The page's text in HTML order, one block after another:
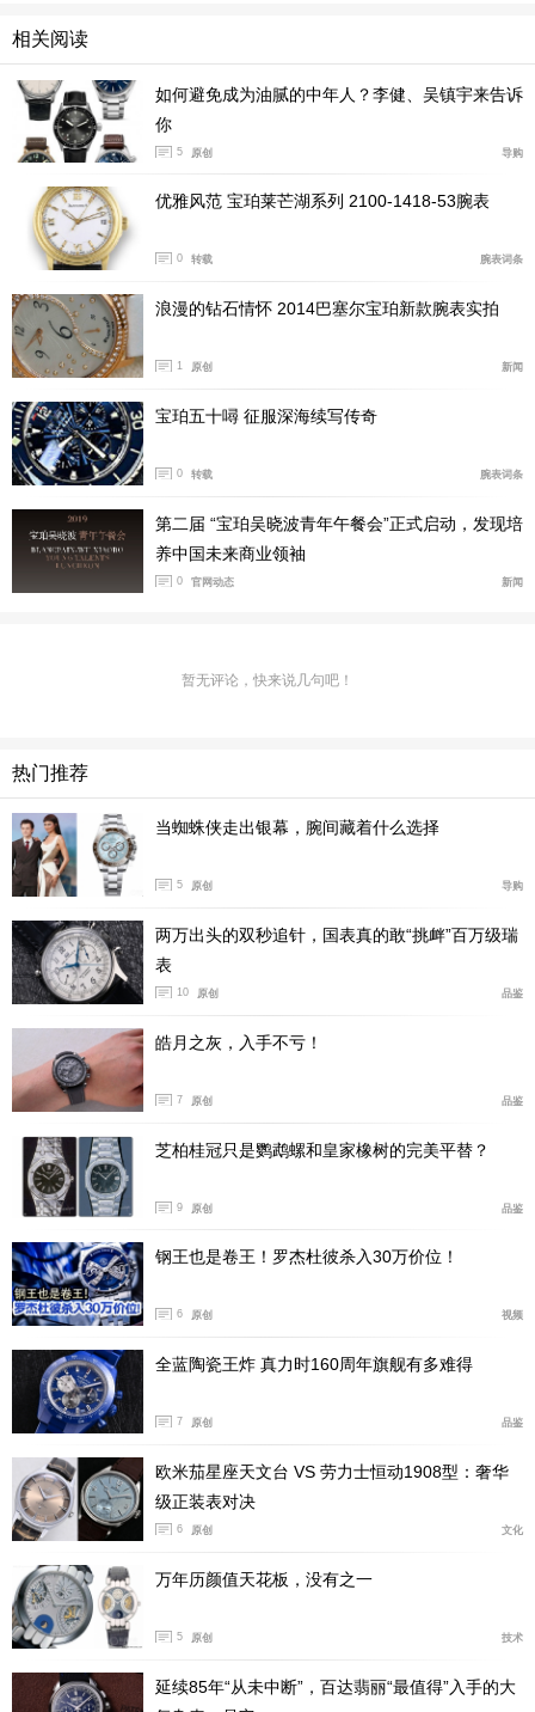
这枚腕表的意义，还远不止于“小”。它为后来被命名为Vill
eret的整个系列，奠定了一套延续至今的设计语言：双圈
圆形表壳、柳叶形指针、罗马数字时标、月相显示。这些
元素在今天看来是“经典”，但在1983年，它们是“复兴”的
号角。宝珀用这枚表向世界宣告：机械表没有死，它只是
换了一种方式，回到它最擅长的赛道——优雅、克制、耐
人寻味。
此后四十年，月相也成了宝珀的“第二个Logo”。那张进化
出拟人表情的月相脸，或灵动的睁着眼睛，或在嘴角缀着
一颗美人痣，都成为整个制表界最具辨识度的符号之一。
宝珀金月相，活了
新款Villeret的很多细节，都改了。但不是那种推倒重来的
孟浪劲儿，而是在你之前就很熟悉的地方，都做出了让
你“咦”一声的微调，其中最抓眼球的就是月相。
月相一直是Villeret的灵魂，新款的月相视窗被放大了，比
例更舒展。但真正绝的，是月相盘本身的处理——采用陶
瓷月相盘，搭配18K金打造的立体弧面月相脸。
相关阅读
如何避免成为油腻的中年人？李健、吴镇宇来告诉
你
5 原创 导购
优雅风范 宝珀莱芒湖系列 2100-1418-53腕表
0 转载 腕表词条
浪漫的钻石情怀 2014巴塞尔宝珀新款腕表实拍
1 原创 新闻
宝珀五十噚 征服深海续写传奇
0 转载 腕表词条
第二届 “宝珀吴晓波青年午餐会”正式启动，发现培
养中国未来商业领袖
0 官网动态 新闻
暂无评论，快来说几句吧！
热门推荐
当蜘蛛侠走出银幕，腕间藏着什么选择
5 原创 导购
两万出头的双秒追针，国表真的敢“挑衅”百万级瑞
表
10 原创 品鉴
皓月之灰，入手不亏！
7 原创 品鉴
芝柏桂冠只是鹦鹉螺和皇家橡树的完美平替？
9 原创 品鉴
钢王也是卷王！罗杰杜彼杀入30万价位！
6 原创 视频
全蓝陶瓷王炸 真力时160周年旗舰有多难得
7 原创 品鉴
欧米茄星座天文台 VS 劳力士恒动1908型：奢华
级正装表对决
6 原创 文化
万年历颜值天花板，没有之一
5 原创 技术
延续85年“从未中断”，百达翡丽“最值得”入手的大